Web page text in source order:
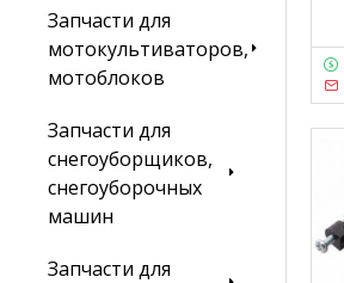
Запчасти для
мотокультиваторов,
мотоблоков
Запчасти для
снегоуборщиков,
снегоуборочных
машин
Запчасти для